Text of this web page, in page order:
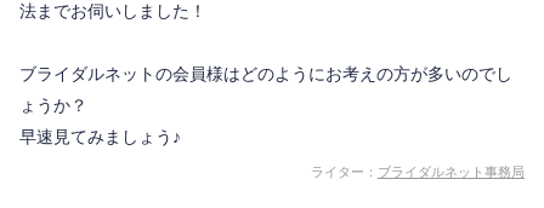
法までお伺いしました！
ブライダルネットの会員様はどのようにお考えの方が多いのでし
ょうか？
早速見てみましょう♪
ライター： ブライダルネット事務局